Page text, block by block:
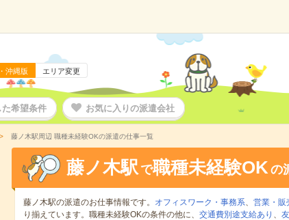
沖縄版 エリア変更
希望条件 お気に入りの派遣会社
藤ノ木駅周辺 職種未経験OKの派遣の仕事一覧
藤ノ木駅 で職種未経験OKの
藤ノ木駅の派遣のお仕事情報です。 オフィスワーク・事務系、 営業・販
り揃えています。職種未経験OKの条件の他に、 交通費別途支給あり 、